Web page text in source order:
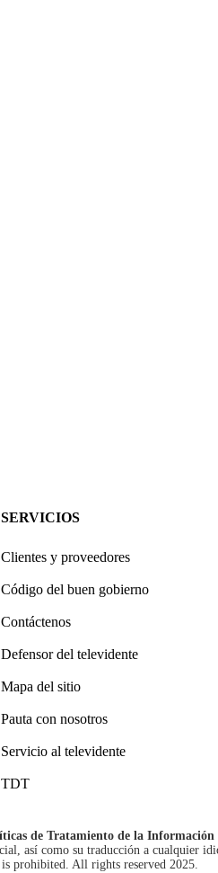
SERVICIOS
Clientes y proveedores
Código del buen gobierno
Contáctenos
Defensor del televidente
Mapa del sitio
Pauta con nosotros
Servicio al televidente
TDT
de Tratamiento de la Información
así como su traducción a cualquier
prohibited. All rights reserved 2025.